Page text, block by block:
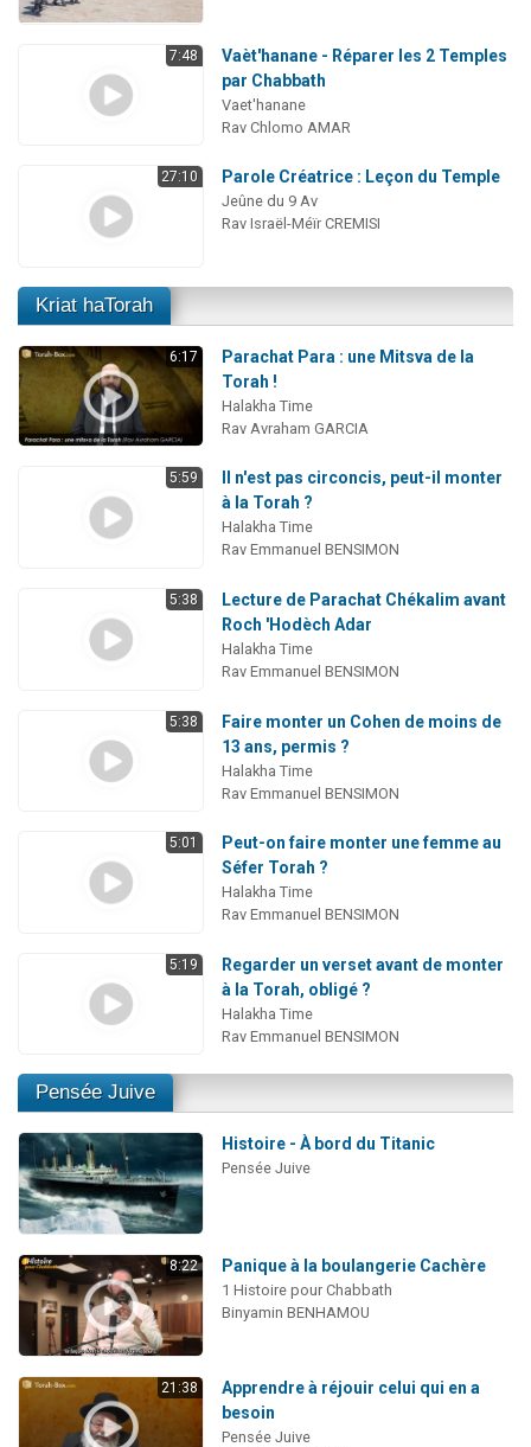
7:48
Vaèt'hanane - Réparer les 2 Temples
par Chabbath
Vaet'hanane
Rav Chlomo AMAR
27:10 Parole Créatrice : Leçon du Temple
Jeûne du 9 Av
Rav Israël-Méïr CREMISI
Kriat haTorah
6:17
Parachat Para : une Mitsva de la
Torah !
Halakha Time
Rav Avraham GARCIA
5:59
Il n'est pas circoncis, peut-il monter
à la Torah ?
Halakha Time
Rav Emmanuel BENSIMON
5:38
Lecture de Parachat Chékalim avant
Roch 'Hodèch Adar
Halakha Time
Rav Emmanuel BENSIMON
5:38
Faire monter un Cohen de moins de
13 ans, permis ?
Halakha Time
Rav Emmanuel BENSIMON
5:01
Peut-on faire monter une femme au
Séfer Torah ?
Halakha Time
Rav Emmanuel BENSIMON
5:19
Regarder un verset avant de monter
à la Torah, obligé ?
Halakha Time
Rav Emmanuel BENSIMON
Pensée Juive
Histoire - À bord du Titanic
Pensée Juive
8:22 Panique à la boulangerie Cachère
1 Histoire pour Chabbath
Binyamin BENHAMOU
21:38
Apprendre à réjouir celui qui en a
besoin
Pensée Juive